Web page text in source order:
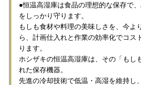
●恒温高湿庫は食品の理想的な保存で
をしっかり守ります。
もしも食材や料理の美味しさを、今よ
ら、計画仕入れと作業の効率化でコス
ります。
ホシザキの恒温高湿庫は、その「もし
れた保存機器。
先進の冷却技術で低温・高湿を維持し